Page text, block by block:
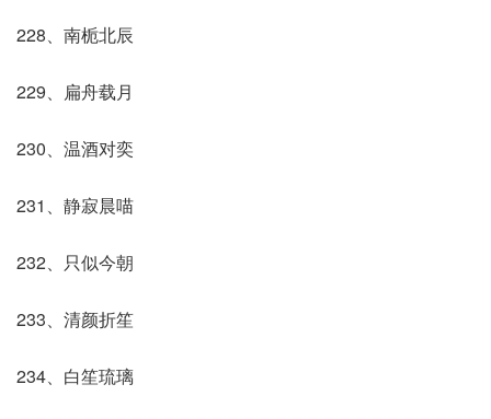
228、南栀北辰
229、扁舟载月
230、温酒对奕
231、静寂晨喵
232、只似今朝
233、清颜折笙
234、白笙琉璃